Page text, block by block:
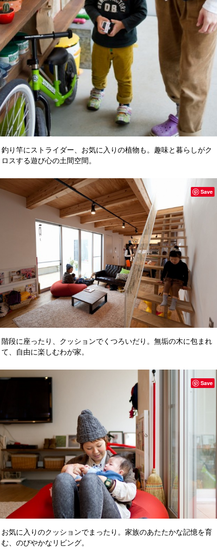
釣り竿にストライダー、お気に入りの植物も。趣味と暮らしがク
ロスする遊び心の土間空間。
階段に座ったり、クッションでくつろいだり。無垢の木に包まれ
て、自由に楽しむわが家。
Save
お気に入りのクッションでまったり。家族のあたたかな記憶を育
む、のびやかなリビング。
Save